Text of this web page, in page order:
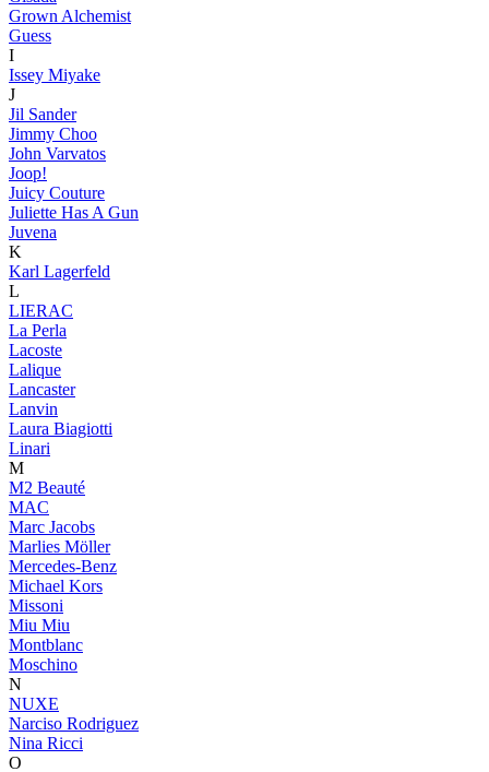
Grown Alchemist
Guess
I
Issey Miyake
J
Jil Sander
Jimmy Choo
John Varvatos
Joop!
Juicy Couture
Juliette Has A Gun
Juvena
K
Karl Lagerfeld
L
LIERAC
La Perla
Lacoste
Lalique
Lancaster
Lanvin
Laura Biagiotti
Linari
M
M2 Beauté
MAC
Marc Jacobs
Marlies Möller
Mercedes-Benz
Michael Kors
Missoni
Miu Miu
Montblanc
Moschino
N
NUXE
Narciso Rodriguez
Nina Ricci
O